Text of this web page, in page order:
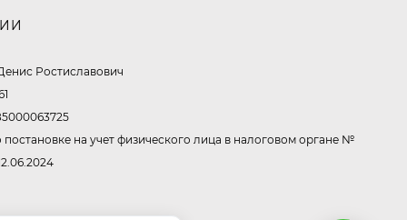
Ростиславович
на учет физического лица в налоговом органе №